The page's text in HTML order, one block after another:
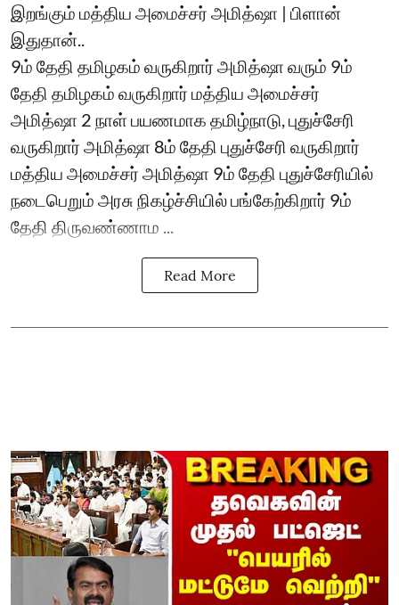
இறங்கும் மத்திய அமைச்சர் அமித்ஷா | பிளான்
இதுதான்..
9ம் தேதி தமிழகம் வருகிறார் அமித்ஷா வரும் 9ம்
தேதி தமிழகம் வருகிறார் மத்திய அமைச்சர்
அமித்ஷா 2 நாள் பயணமாக தமிழ்நாடு, புதுச்சேரி
வருகிறார் அமித்ஷா 8ம் தேதி புதுச்சேரி வருகிறார்
மத்திய அமைச்சர் அமித்ஷா 9ம் தேதி புதுச்சேரியில்
நடைபெறும் அரசு நிகழ்ச்சியில் பங்கேற்கிறார் 9ம்
தேதி திருவண்ணாம ...
Read More